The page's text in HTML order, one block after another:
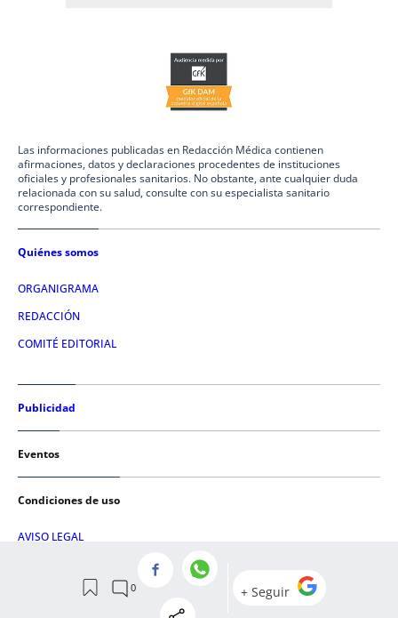
Las informaciones publicadas en Redacción Médica contienen
afirmaciones, datos y declaraciones procedentes de instituciones
oficiales y profesionales sanitarios. No obstante, ante cualquier duda
relacionada con su salud, consulte con su especialista sanitario
correspondiente.
Quiénes somos
ORGANIGRAMA
REDACCIÓN
COMITÉ EDITORIAL
Publicidad
Eventos
Condiciones de uso
AVISO LEGAL
POLÍTICA DE COOKIES